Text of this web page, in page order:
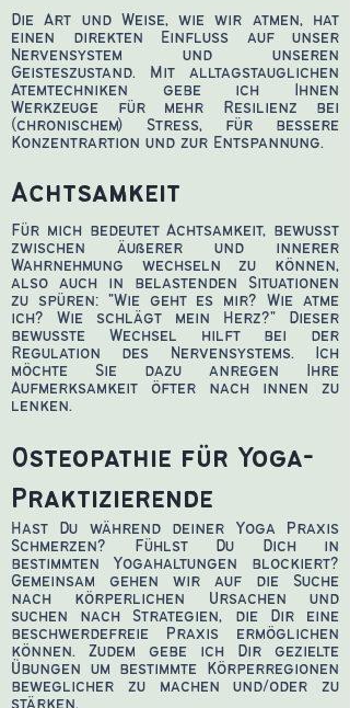
Die Art und Weise, wie wir atmen, hat
einen direkten Einfluss auf unser
Nervensystem und unseren
Geisteszustand. Mit alltagstauglichen
Atemtechniken gebe ich Ihnen
Werkzeuge für mehr Resilienz bei
(chronischem) Stress, für bessere
Konzentrartion und zur Entspannung.
Achtsamkeit
Für mich bedeutet Achtsamkeit, bewusst
zwischen äußerer und innerer
Wahrnehmung wechseln zu können,
also auch in belastenden Situationen
zu spüren: "Wie geht es mir? Wie atme
ich? Wie schlägt mein Herz?" Dieser
bewusste Wechsel hilft bei der
Regulation des Nervensystems. Ich
möchte Sie dazu anregen Ihre
Aufmerksamkeit öfter nach innen zu
lenken.
Osteopathie für Yoga-
Praktizierende
Hast Du während deiner Yoga Praxis
Schmerzen? Fühlst Du Dich in
bestimmten Yogahaltungen blockiert?
Gemeinsam gehen wir auf die Suche
nach körperlichen Ursachen und
suchen nach Strategien, die Dir eine
beschwerdefreie Praxis ermöglichen
können. Zudem gebe ich Dir gezielte
Übungen um bestimmte Körperregionen
beweglicher zu machen und/oder zu
stärken.